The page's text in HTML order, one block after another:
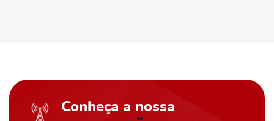
Conheça a nossa